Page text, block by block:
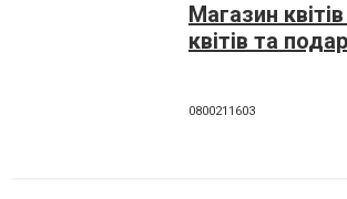
Магазин
квітів та
0800211603